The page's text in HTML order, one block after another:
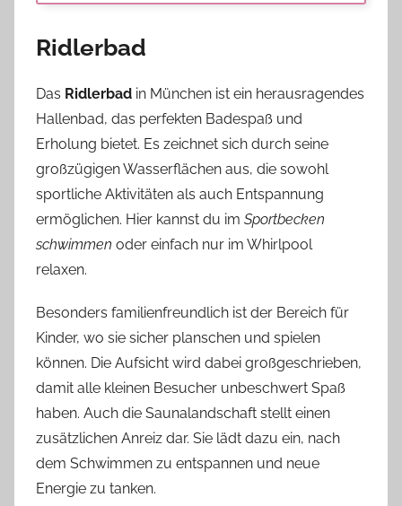
Ridlerbad
Das Ridlerbad in München ist ein herausragendes
Hallenbad, das perfekten Badespaß und
Erholung bietet. Es zeichnet sich durch seine
großzügigen Wasserflächen aus, die sowohl
sportliche Aktivitäten als auch Entspannung
ermöglichen. Hier kannst du im Sportbecken
schwimmen oder einfach nur im Whirlpool
relaxen.
Besonders familienfreundlich ist der Bereich für
Kinder, wo sie sicher planschen und spielen
können. Die Aufsicht wird dabei großgeschrieben,
damit alle kleinen Besucher unbeschwert Spaß
haben. Auch die Saunalandschaft stellt einen
zusätzlichen Anreiz dar. Sie lädt dazu ein, nach
dem Schwimmen zu entspannen und neue
Energie zu tanken.